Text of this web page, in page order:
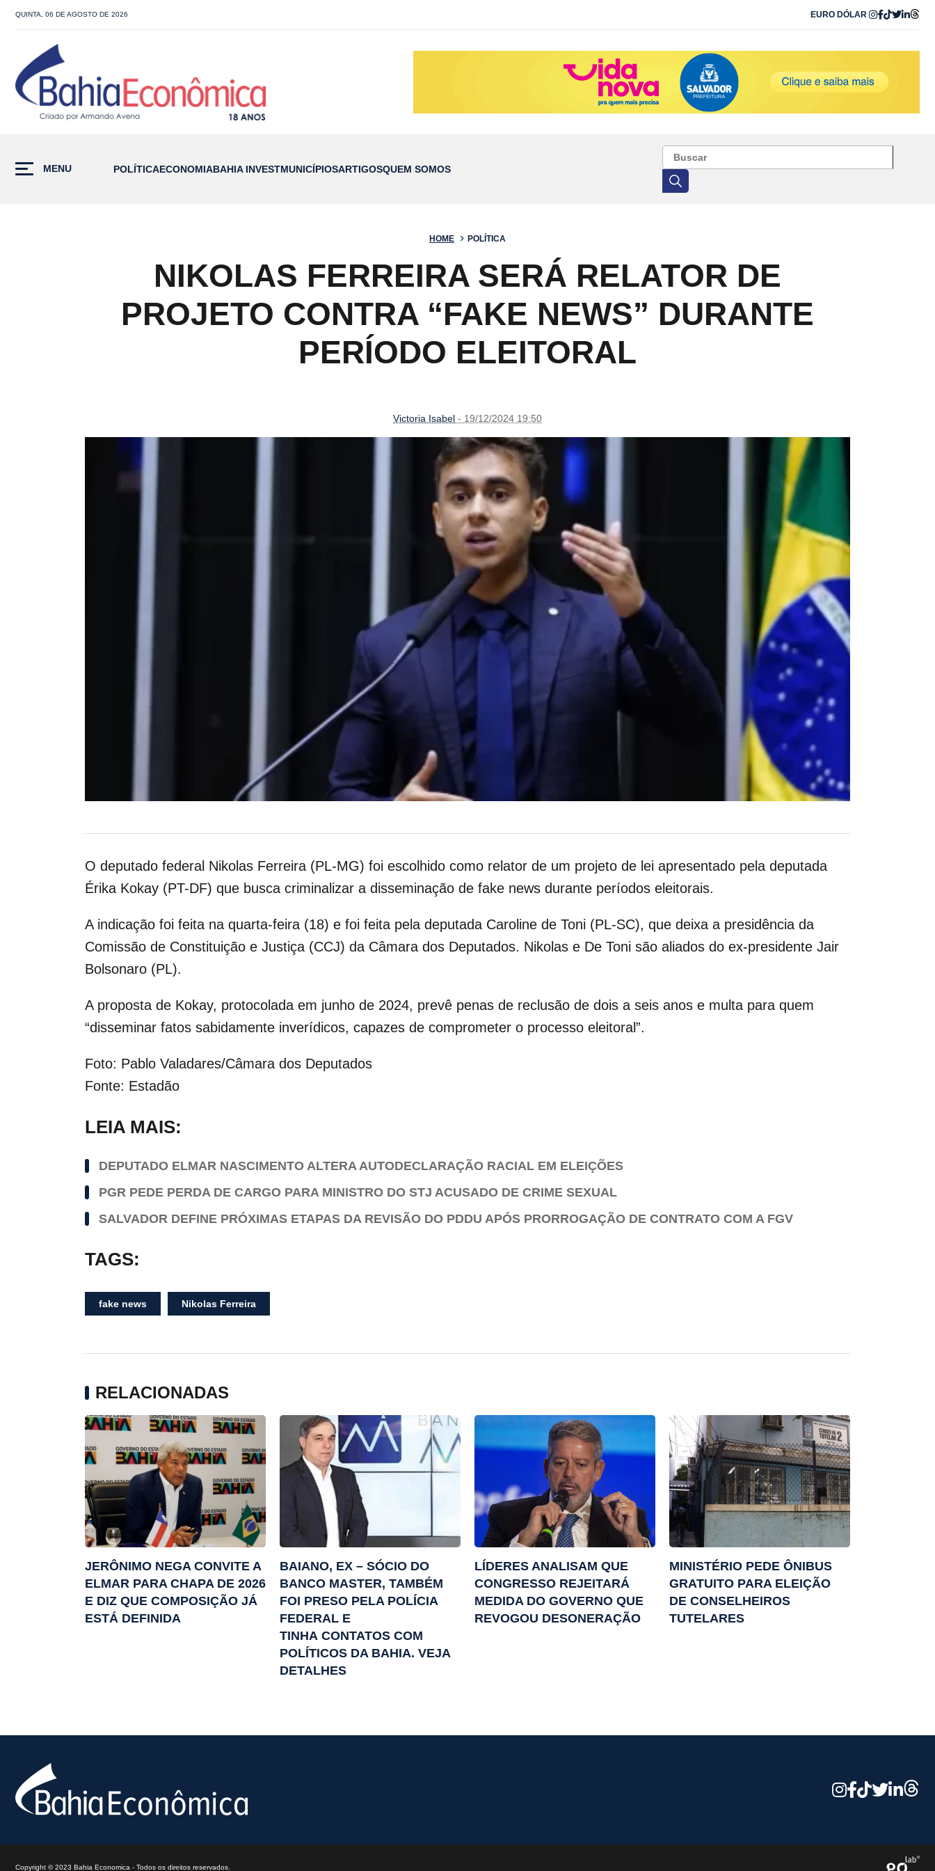
QUINTA, 06 DE AGOSTO DE 2026 EURO DÓLAR
MENU POLÍTICAECONOMIABAHIA INVESTMUNICÍPIOSARTIGOSQUEM SOMOS
HOME POLÍTICA
NIKOLAS FERREIRA SERÁ RELATOR DE
PROJETO CONTRA “FAKE NEWS” DURANTE
PERÍODO ELEITORAL
Victoria Isabel - 19/12/2024 19:50
O deputado federal Nikolas Ferreira (PL-MG) foi escolhido como relator de um projeto de lei apresentado pela deputada
Érika Kokay (PT-DF) que busca criminalizar a disseminação de fake news durante períodos eleitorais.
A indicação foi feita na quarta-feira (18) e foi feita pela deputada Caroline de Toni (PL-SC), que deixa a presidência da
Comissão de Constituição e Justiça (CCJ) da Câmara dos Deputados. Nikolas e De Toni são aliados do ex-presidente Jair
Bolsonaro (PL).
A proposta de Kokay, protocolada em junho de 2024, prevê penas de reclusão de dois a seis anos e multa para quem
“disseminar fatos sabidamente inverídicos, capazes de comprometer o processo eleitoral”.
Foto: Pablo Valadares/Câmara dos Deputados
Fonte: Estadão
LEIA MAIS:
DEPUTADO ELMAR NASCIMENTO ALTERA AUTODECLARAÇÃO RACIAL EM ELEIÇÕES
PGR PEDE PERDA DE CARGO PARA MINISTRO DO STJ ACUSADO DE CRIME SEXUAL
SALVADOR DEFINE PRÓXIMAS ETAPAS DA REVISÃO DO PDDU APÓS PRORROGAÇÃO DE CONTRATO COM A FGV
TAGS:
fake news Nikolas Ferreira
RELACIONADAS
JERÔNIMO NEGA CONVITE A
ELMAR PARA CHAPA DE 2026
E DIZ QUE COMPOSIÇÃO JÁ
ESTÁ DEFINIDA
BAIANO, EX – SÓCIO DO
BANCO MASTER, TAMBÉM
FOI PRESO PELA POLÍCIA
FEDERAL E
TINHA CONTATOS COM
POLÍTICOS DA BAHIA. VEJA
DETALHES
LÍDERES ANALISAM QUE
CONGRESSO REJEITARÁ
MEDIDA DO GOVERNO QUE
REVOGOU DESONERAÇÃO
MINISTÉRIO PEDE ÔNIBUS
GRATUITO PARA ELEIÇÃO
DE CONSELHEIROS
TUTELARES
Copyright © 2023 Bahia Economica - Todos os direitos reservados.